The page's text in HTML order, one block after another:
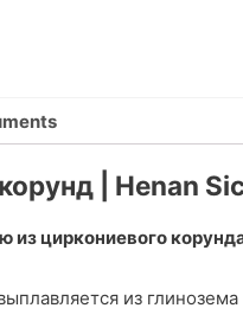
| Henan
из циркониевого
из